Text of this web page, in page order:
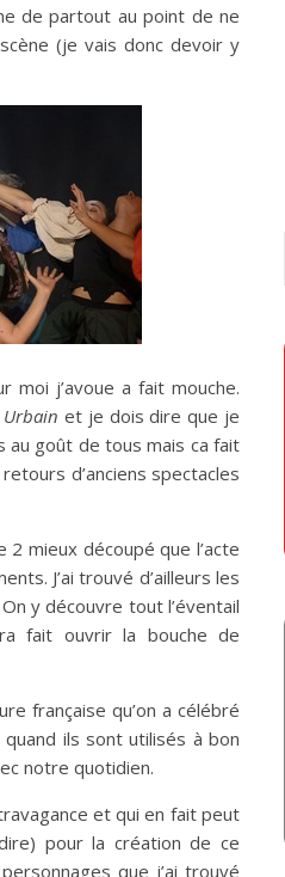
de partout au point de ne
(je vais donc devoir y
moi j’avoue a fait mouche.
Urbain et je dois dire que je
au goût de tous mais ca fait
d’anciens spectacles
2 mieux découpé que l’acte
J’ai trouvé d’ailleurs les
y découvre tout l’éventail
fait ouvrir la bouche de
française qu’on a célébré
quand ils sont utilisés à bon
notre quotidien.
et qui en fait peut
pour la création de ce
que j’ai trouvé